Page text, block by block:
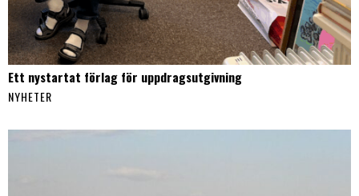
Ett nystartat förlag för uppdragsutgivning
NYHETER